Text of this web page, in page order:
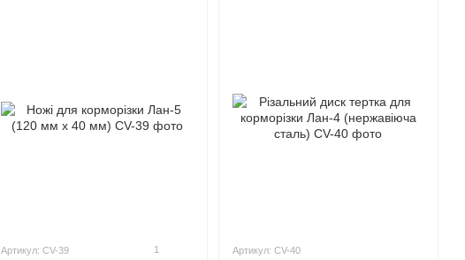
Артикул: CV-39 1 Артикул: CV-40